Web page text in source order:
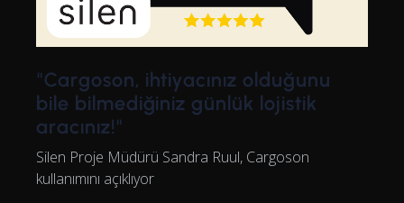
"Cargoson, ihtiyacınız olduğunu
bile bilmediğiniz günlük lojistik
aracınız!"
Silen Proje Müdürü Sandra Ruul, Cargoson
kullanımını açıklıyor